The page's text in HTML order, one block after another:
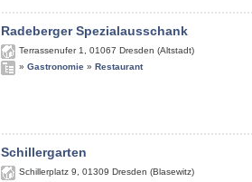
Radeberger Spezialausschank
Terrassenufer 1 01067 Dresden (Altstadt)
» Gastronomie » Restaurant
Schillergarten
Schillerplatz 9 01309 Dresden (Blasewitz)